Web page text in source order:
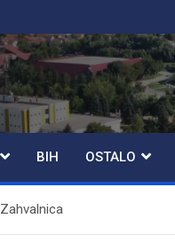
BIH OSTALO